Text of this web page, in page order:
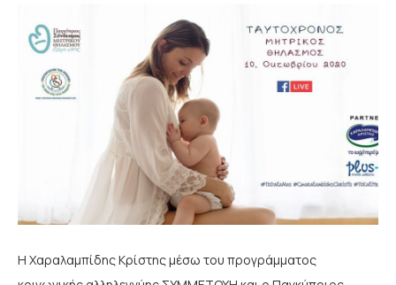
Η Χαραλαμπίδης Κρίστης μέσω του προγράμματος